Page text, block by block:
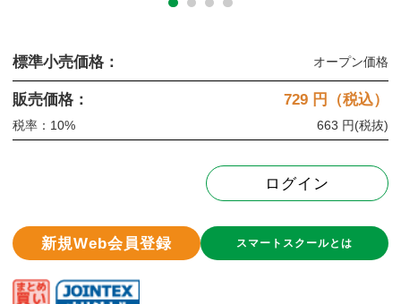
標準小売価格： オープン価格
販売価格： 729 円（税込）
税率：10% 663 円(税抜)
ログイン
新規Web会員登録 スマートスクールとは